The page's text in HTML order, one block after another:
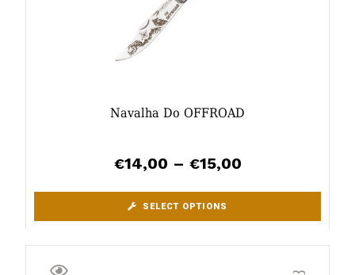
Navalha Do OFFROAD
€14,00 – €15,00
SELECT OPTIONS